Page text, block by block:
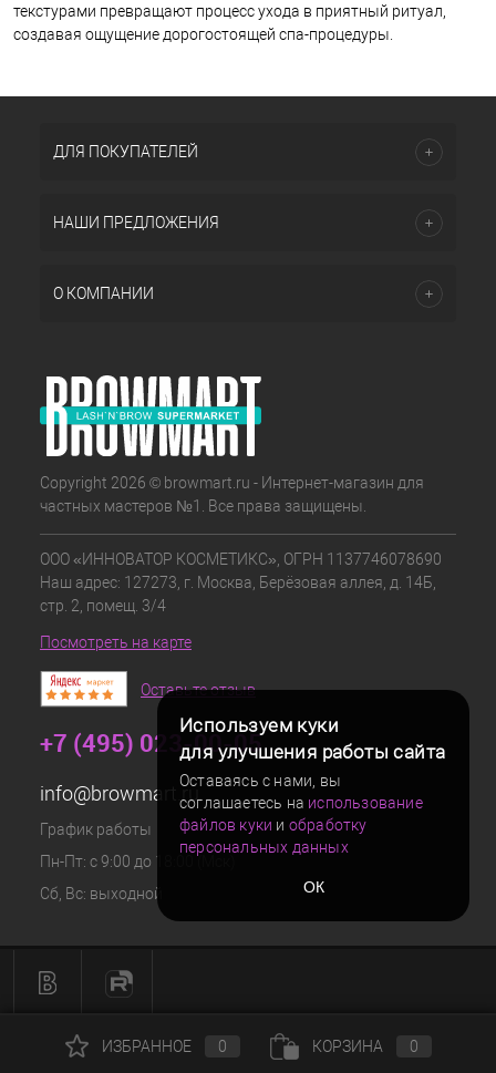
текстурами превращают процесс ухода в приятный ритуал,
создавая ощущение дорогостоящей спа-процедуры.
Используем куки
для улучшения работы сайта
Оставаясь с нами, вы
соглашаетесь на использование
файлов куки и обработку
персональных данных
ОК
ДЛЯ ПОКУПАТЕЛЕЙ
НАШИ ПРЕДЛОЖЕНИЯ
О КОМПАНИИ
Copyright 2026 © browmart.ru - Интернет-магазин для
частных мастеров №1. Все права защищены.
ООО «ИННОВАТОР КОСМЕТИКС», ОГРН 1137746078690
Наш адрес: 127273, г. Москва, Берёзовая аллея, д. 14Б,
стр. 2, помещ. 3/4
Посмотреть на карте
Оставьте отзыв
+7 (495) 023-00-05
info@browmart.ru
График работы
Пн-Пт: с 9:00 до 18:00 (Мск)
Сб, Вс: выходной
ИЗБРАННОЕ 0 КОРЗИНА 0